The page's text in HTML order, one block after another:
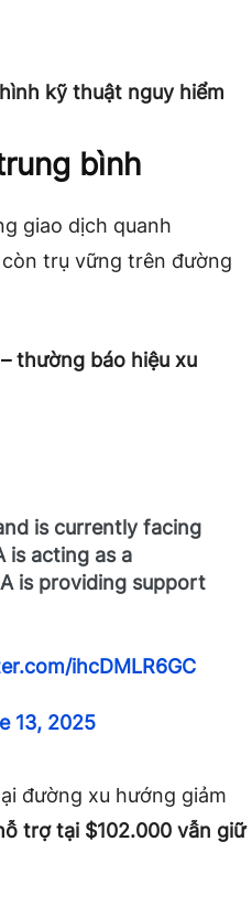
kỹ thuật nguy hiểm
bình
giao dịch quanh
trụ vững trên đường
thường báo hiệu xu
is currently facing
is acting as a
is providing support
ihcDMLR6GC
13, 2025
đường xu hướng giảm
trợ tại $102.000 vẫn giữ